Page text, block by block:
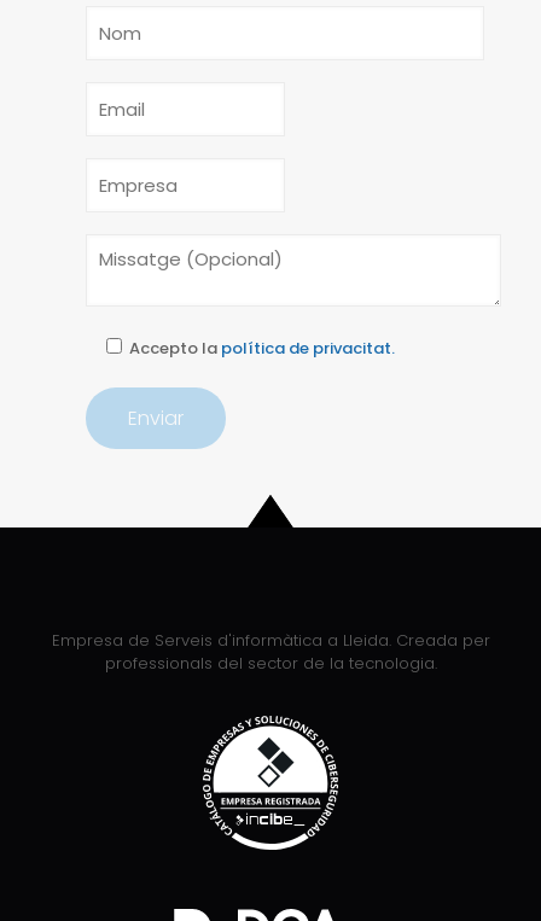
Accepto la política de privacitat.
Empresa de Serveis d'informàtica a Lleida. Creada per
professionals del sector de la tecnologia.